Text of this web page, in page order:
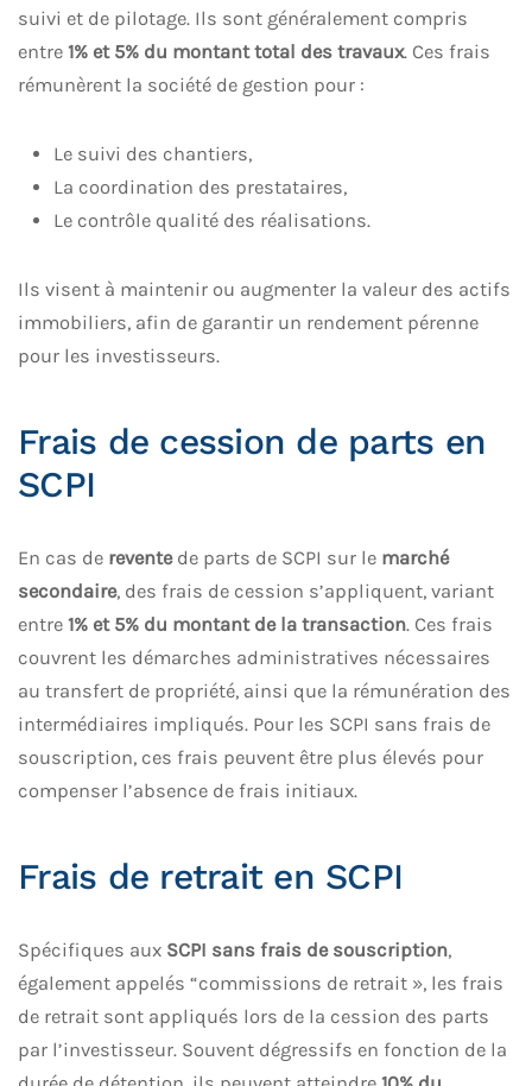
suivi et de pilotage. Ils sont généralement compris
entre 1% et 5% du montant total des travaux. Ces frais
rémunèrent la société de gestion pour :
Le suivi des chantiers,
La coordination des prestataires,
Le contrôle qualité des réalisations.
Ils visent à maintenir ou augmenter la valeur des actifs
immobiliers, afin de garantir un rendement pérenne
pour les investisseurs.
Frais de cession de parts en
SCPI
En cas de reventede parts de SCPI sur le marché
secondaire, des frais de cession s’appliquent, variant
entre 1% et 5% du montant de la transaction. Ces frais
couvrent les démarches administratives nécessaires
au transfert de propriété, ainsi que la rémunération des
intermédiaires impliqués. Pour les SCPI sans frais de
souscription, ces frais peuvent être plus élevés pour
compenser l’absence de frais initiaux.
Frais de retrait en SCPI
Spécifiques aux SCPI sans frais de souscription,
également appelés “commissions de retrait », les frais
de retrait sont appliqués lors de la cession des parts
par l’investisseur. Souvent dégressifs en fonction de la